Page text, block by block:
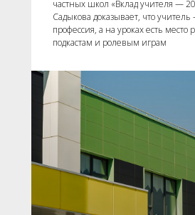
частных школ «Вклад учителя —
Садыкова доказывает, что учитель
профессия, а на уроках есть место
подкастам и ролевым играм